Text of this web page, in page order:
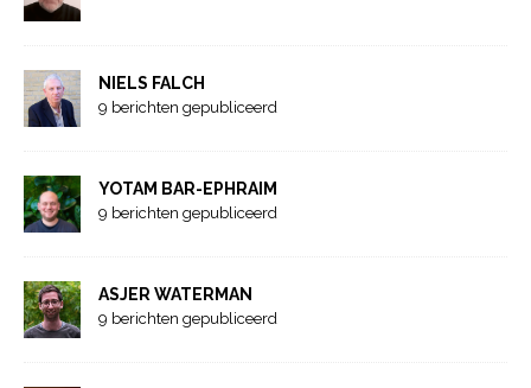
NIELS FALCH
9 berichten gepubliceerd
YOTAM BAR-EPHRAIM
9 berichten gepubliceerd
ASJER WATERMAN
9 berichten gepubliceerd